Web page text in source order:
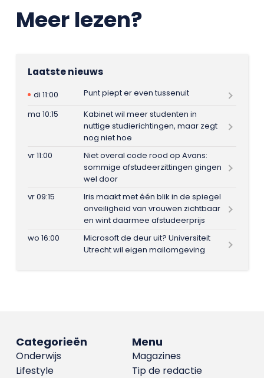
Meer lezen?
Laatste nieuws
di 11:00
Punt piept er even tussenuit
ma 10:15
Kabinet wil meer studenten in
nuttige studierichtingen, maar zegt
nog niet hoe
vr 11:00
Niet overal code rood op Avans:
sommige afstudeerzittingen gingen
wel door
vr 09:15
Iris maakt met één blik in de spiegel
onveiligheid van vrouwen zichtbaar
en wint daarmee afstudeerprijs
wo 16:00
Microsoft de deur uit? Universiteit
Utrecht wil eigen mailomgeving
Menu
Magazines
Tip de redactie
Categorieën
Onderwijs
Lifestyle